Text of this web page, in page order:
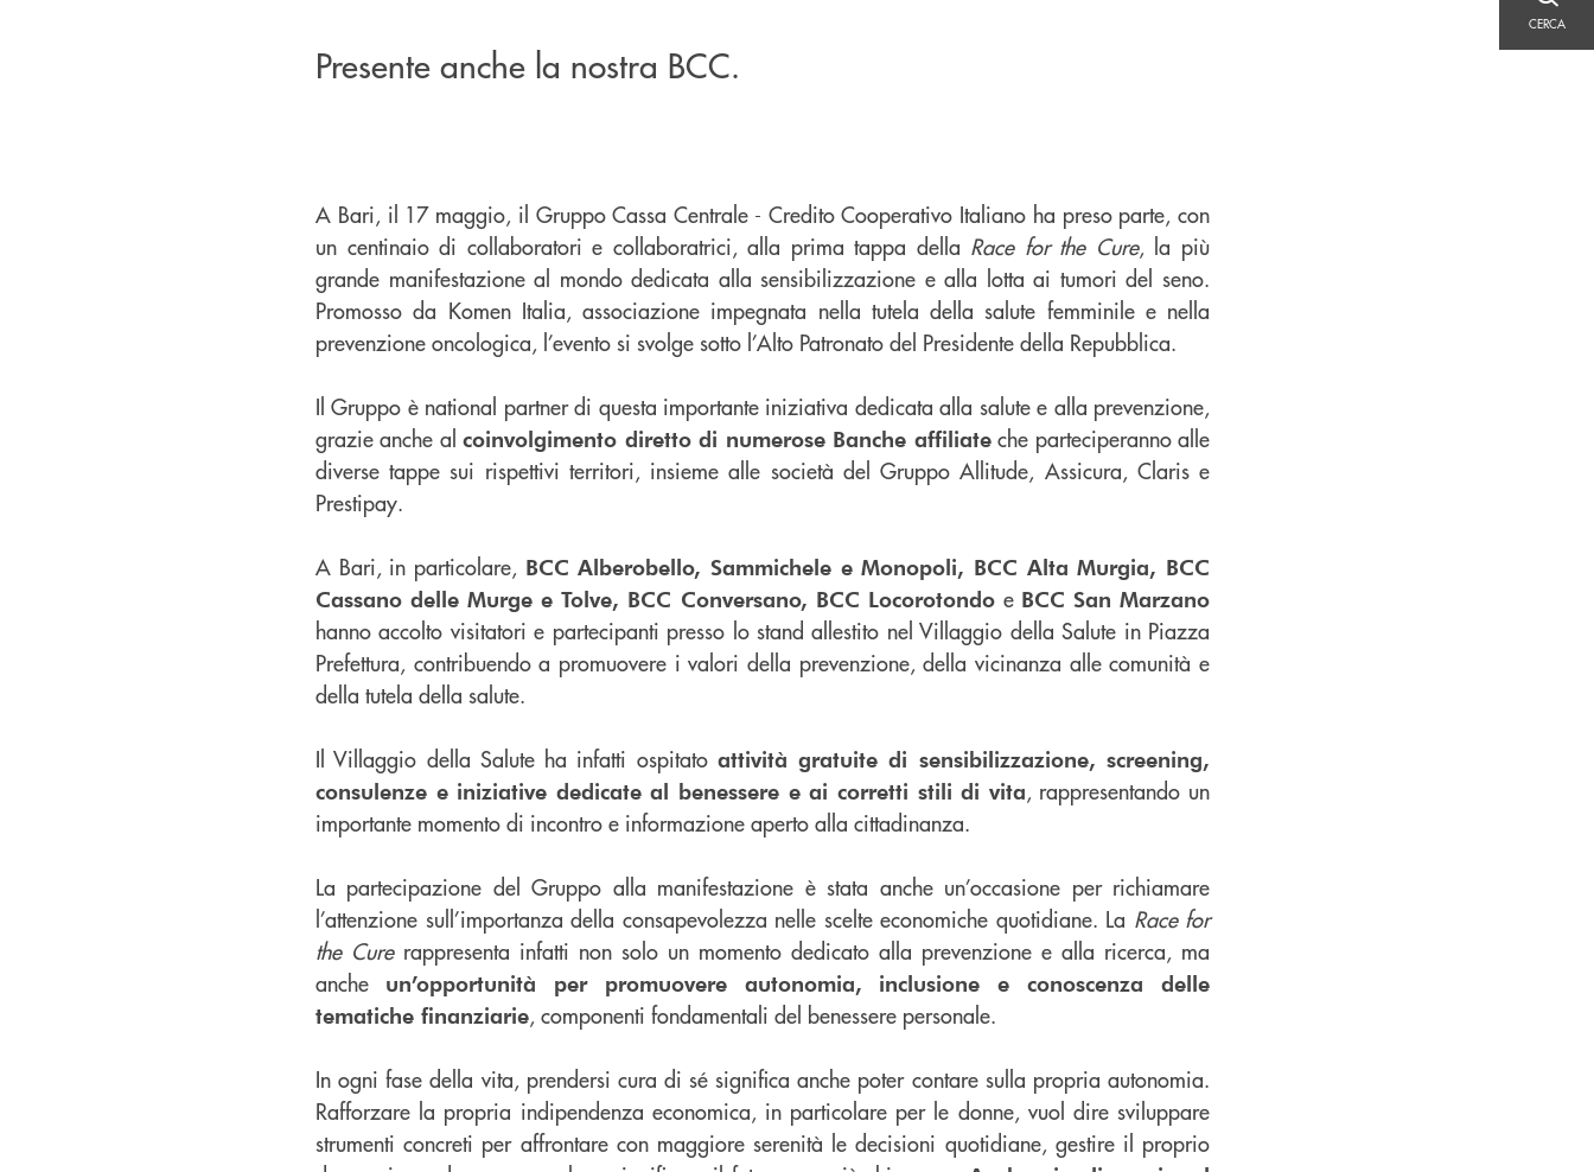
CERCA
Presente anche la nostra BCC.
A Bari, il 17 maggio, il Gruppo Cassa Centrale - Credito Cooperativo Italiano ha preso parte, con
un centinaio di collaboratori e collaboratrici, alla prima tappa della Race for the Cure, la più
grande manifestazione al mondo dedicata alla sensibilizzazione e alla lotta ai tumori del seno.
Promosso da Komen Italia, associazione impegnata nella tutela della salute femminile e nella
prevenzione oncologica, l’evento si svolge sotto l’Alto Patronato del Presidente della Repubblica.
Il Gruppo è national partner di questa importante iniziativa dedicata alla salute e alla prevenzione,
grazie anche alcoinvolgimento diretto di numerose Banche affiliateche parteciperanno alle
diverse tappe sui rispettivi territori, insieme alle società del Gruppo Allitude, Assicura, Claris e
Prestipay.
A Bari, in particolare, BCC Alberobello, Sammichele e Monopoli, BCC Alta Murgia, BCC
Cassano delle Murge e Tolve, BCC Conversano, BCC Locorotondo e BCC San Marzano
hanno accolto visitatori e partecipanti presso lo stand allestito nel Villaggio della Salute in Piazza
Prefettura, contribuendo a promuovere i valori della prevenzione, della vicinanza alle comunità e
della tutela della salute.
Il Villaggio della Salute ha infatti ospitato attività gratuite di sensibilizzazione, screening,
consulenze e iniziative dedicate al benessere e ai corretti stili di vita, rappresentando un
importante momento di incontro e informazione aperto alla cittadinanza.
La partecipazione del Gruppo alla manifestazione è stata anche un’occasione per richiamare
l’attenzione sull’importanza della consapevolezza nelle scelte economiche quotidiane. La Race for
the Curerappresenta infatti non solo un momento dedicato alla prevenzione e alla ricerca, ma
anche un’opportunità per promuovere autonomia, inclusione e conoscenza delle
tematiche finanziarie, componenti fondamentali del benessere personale.
In ogni fase della vita, prendersi cura di sé significa anche poter contare sulla propria autonomia.
Rafforzare la propria indipendenza economica, in particolare per le donne, vuol dire sviluppare
strumenti concreti per affrontare con maggiore serenità le decisioni quotidiane, gestire il proprio